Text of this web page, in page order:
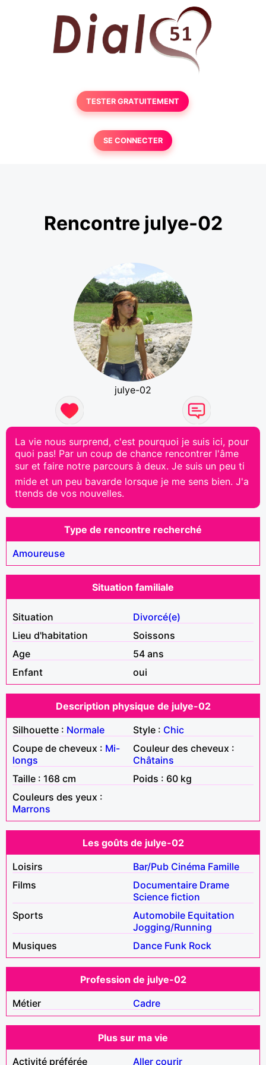
TESTER GRATUITEMENT
SE CONNECTER
Rencontre julye-02
julye-02
La vie nous surprend, c'est pourquoi je suis ici, pour
quoi pas! Par un coup de chance rencontrer l'âme
sur et faire notre parcours à deux. Je suis un peu ti
mide et un peu bavarde lorsque je me sens bien. J'a
ttends de vos nouvelles.
Type de rencontre recherché
Amoureuse
Situation familiale
Situation
Divorcé(e)
Lieu d'habitation
Soissons
Age
54 ans
Enfant
oui
Description physique de julye-02
Silhouette : Normale Style : Chic
Coupe de cheveux : Mi-
longs
Couleur des cheveux :
Châtains
Taille : 168 cm
Poids : 60 kg
Couleurs des yeux :
Marrons
Les goûts de julye-02
Loisirs
Bar/Pub Cinéma Famille
Films
Documentaire Drame
Science fiction
Sports
Automobile Equitation
Jogging/Running
Musiques
Dance Funk Rock
Profession de julye-02
Métier
Cadre
Plus sur ma vie
Activité préférée
Aller courir